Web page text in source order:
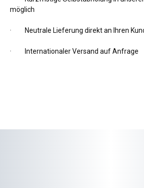
möglich
· Neutrale Lieferung direkt an Ihren
· Internationaler Versand auf Anfrage